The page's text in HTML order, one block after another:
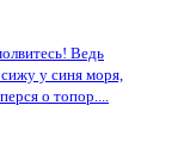
Ведь
у синя моря,
о топор....